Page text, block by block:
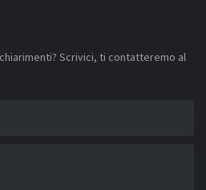
Scrivici, ti contatteremo al